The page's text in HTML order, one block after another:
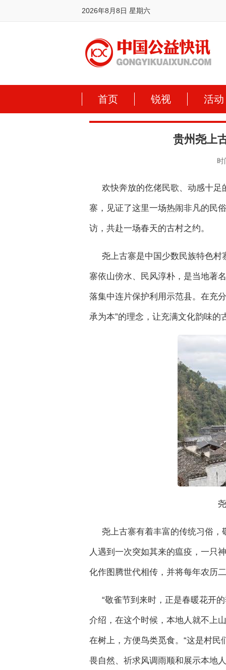
2026年8月8日 星期六
首页 锐视 活动
贵州尧上
时
欢快奔放的仡佬民歌、动感十
寨，见证了这里一场热闹非凡的民
访，共赴一场春天的古村之约。
尧上古寨是中国少数民族特色
寨依山傍水、民风淳朴，是当地著
落集中连片保护利用示范县。在充
承为本”的理念，让充满文化韵味的
尧上古寨有着丰富的传统习俗
人遇到一次突如其来的瘟疫，一只
化作图腾世代相传，并将每年农历
“敬雀节到来时，正是春暖花开
介绍，在这个时候，本地人就不上
在树上，方便鸟类觅食。“这是村
畏自然、祈求风调雨顺和展示本地